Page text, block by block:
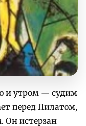
и утром — судим
перед Пилатом,
Он истерзан